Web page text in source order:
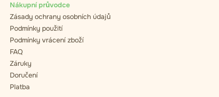
Nákupní průvodce
Zásady ochrany osobních údajů
Podmínky použití
Podmínky vrácení zboží
FAQ
Záruky
Doručení
Platba